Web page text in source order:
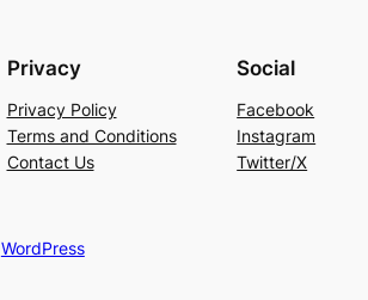
Privacy
Privacy Policy
Terms and Conditions
Contact Us
Social
Facebook
Instagram
Twitter/X
WordPress